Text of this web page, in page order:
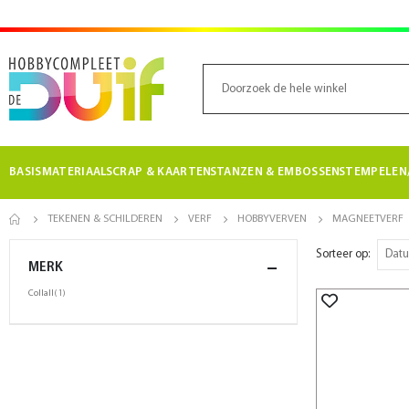
BASISMATERIAALSCRAP & KAARTENSTANZEN & EMBOSSEN
TEKENEN & SCHILDEREN VERF HOBBYVERVEN MAGNEETVERF
Sorteer op
MERK
Collall 1product